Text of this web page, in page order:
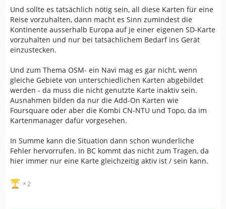
Und sollte es tatsächlich nötig sein, all diese Karten für eine
Reise vorzuhalten, dann macht es Sinn zumindest die
Kontinente ausserhalb Europa auf je einer eigenen SD-Karte
vorzuhalten und nur bei tatsächlichem Bedarf ins Gerät
einzustecken.
Und zum Thema OSM- ein Navi mag es gar nicht, wenn
gleiche Gebiete von unterschiedlichen Karten abgebildet
werden - da muss die nicht genutzte Karte inaktiv sein.
Ausnahmen bilden da nur die Add-On Karten wie
Foursquare oder aber die Kombi CN-NTU und Topo, da im
Kartenmanager dafür vorgesehen.
In Summe kann die Situation dann schon wunderliche
Fehler hervorrufen. In BC kommt das nicht zum Tragen, da
hier immer nur eine Karte gleichzeitig aktiv ist / sein kann.
2